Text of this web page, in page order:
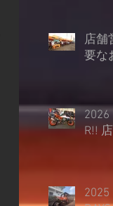
R』
ン
店舗
要な
2026
R!!
2025